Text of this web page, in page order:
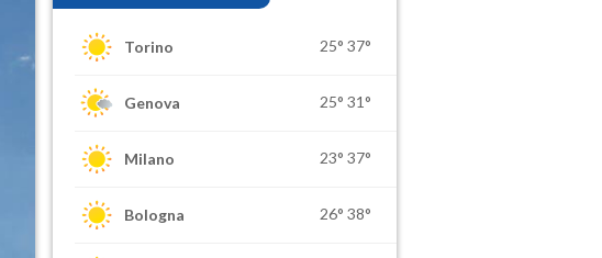
Torino 25° 37°
Genova 25° 31°
Milano 23° 37°
Bologna 26° 38°